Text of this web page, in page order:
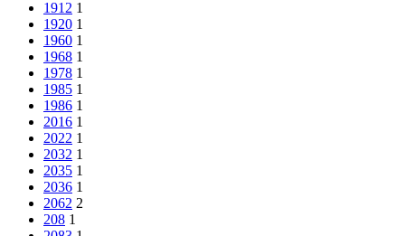
1912 1
1920 1
1960 1
1968 1
1978 1
1985 1
1986 1
2016 1
2022 1
2032 1
2035 1
2036 1
2062 2
208 1